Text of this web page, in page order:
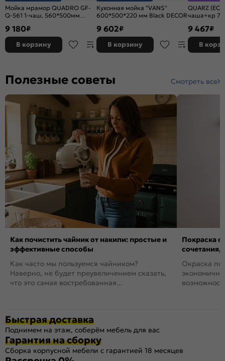
Мойка мрамор QUADRO GF-
Q-561 1-чаш. 560*500мм
9 180₽
В корзину
Кухонная мойка "VANS"
600*500*220 мм Black DECOR
9 602₽
В корзину
QUARZ
чаша+кр
9 467₽
В
Полезные советы Смотреть все
Как почистить чайник от накипи: простые и
эффективные способы
Как часто мы пользуемся чайником?
Наверно, не будет преувеличением сказать,
что это самая востребованная...
Покраска
сочетания,
Окраска
Быстрая доставка
Поднимем на этаж, соберём мебель для вас
Гарантия на сборку
Сборка корпусной мебели с гарантией 18 месяцев